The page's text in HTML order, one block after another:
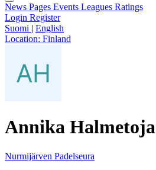
News Pages Events Leagues Ratings
Login Register
Suomi | English
Location: Finland
Annika Halmetoja
Nurmijärven Padelseura